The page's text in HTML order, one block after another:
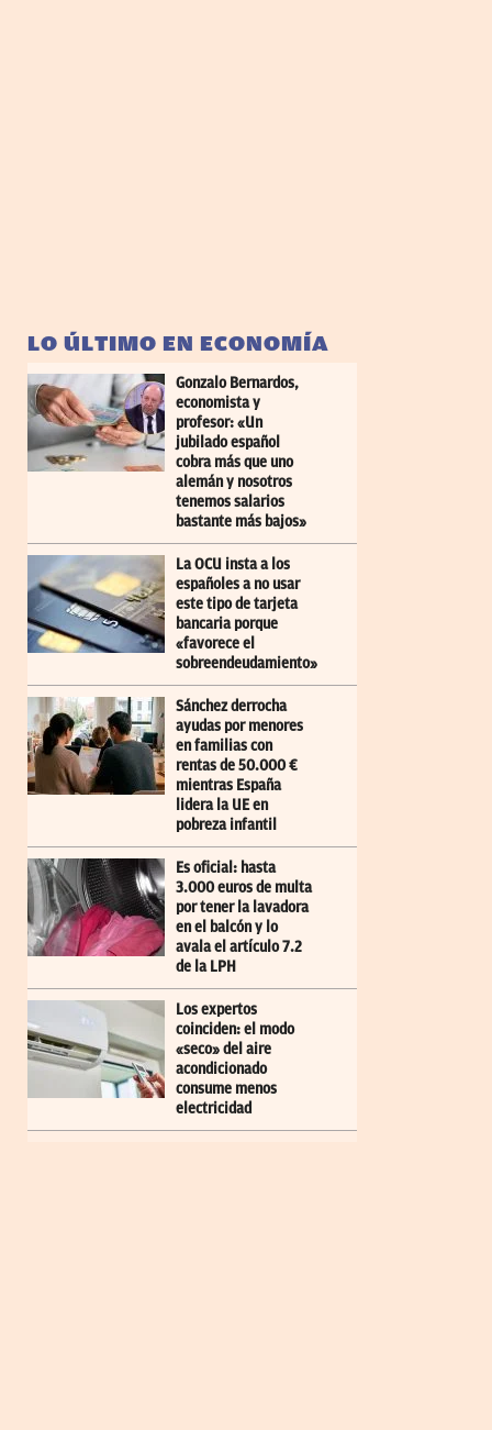
LO ÚLTIMO EN ECONOMÍA
Gonzalo Bernardos,
economista y
profesor: «Un
jubilado español
cobra más que uno
alemán y nosotros
tenemos salarios
bastante más bajos»
La OCU insta a los
españoles a no usar
este tipo de tarjeta
bancaria porque
«favorece el
sobreendeudamiento»
Sánchez derrocha
ayudas por menores
en familias con
rentas de 50.000 €
mientras España
lidera la UE en
pobreza infantil
Es oficial: hasta
3.000 euros de multa
por tener la lavadora
en el balcón y lo
avala el artículo 7.2
de la LPH
Los expertos
coinciden: el modo
«seco» del aire
acondicionado
consume menos
electricidad